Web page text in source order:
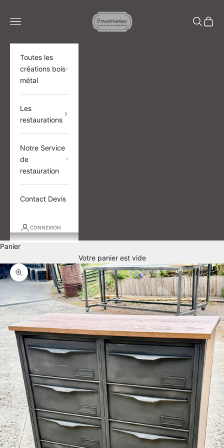
BROCANTETENDANCE
Menu
Panier
Toutes les
créations bois
métal
Les
restaurations
Notre Service
de
restauration
Contact Devis
CONNEXION
Panier
Votre panier est vide
Zoomer sur l'image